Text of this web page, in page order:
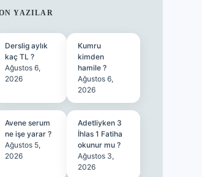
YAZILAR
Derslig aylık
kaç TL ?
Ağustos 6,
2026
Kumru
kimden
hamile ?
Ağustos 6,
2026
Avene serum
ne işe yarar ?
Ağustos 5,
2026
Adetliyken 3
İhlas 1 Fatiha
okunur mu ?
Ağustos 3,
2026